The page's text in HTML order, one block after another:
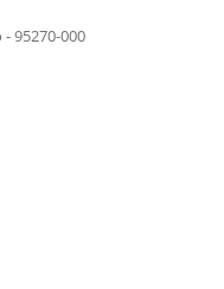
95270-000